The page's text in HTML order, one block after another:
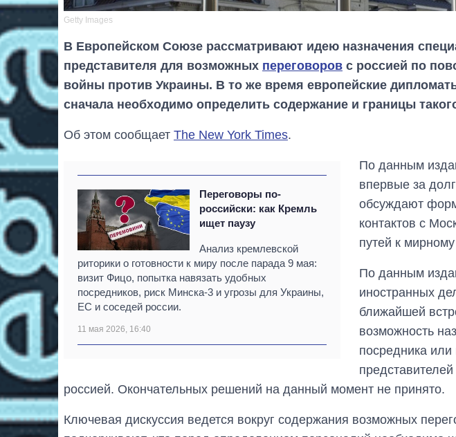
Getty Images
В Европейском Союзе рассматривают идею назначения
представителя для возможных переговоров с россией по
войны против Украины. В то же время европейские
сначала необходимо определить содержание и границы
Об этом сообщает The New York Times.
Переговоры по-
российски: как Кремль
ищет паузу
Анализ кремлевской
риторики о готовности к миру после парада 9 мая:
визит Фицо, попытка навязать удобных
посредников, риск Минска-3 и угрозы для Украины,
ЕС и соседей россии.
11 мая 2026, 16:40
По данным
впервые за
обсуждают
контактов с
путей к
По данным
иностранных
ближайшей
возможность
посредника
россией. Окончательных решений на данный момент не принято.
Ключевая дискуссия ведется вокруг содержания возможных